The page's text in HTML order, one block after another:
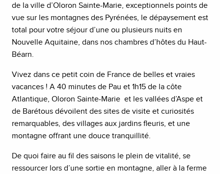
de la ville d’Oloron Sainte-Marie, exceptionnels points de
vue sur les montagnes des Pyrénées, le dépaysement est
total pour votre séjour d’une ou plusieurs nuits en
Nouvelle Aquitaine, dans nos chambres d’hôtes du Haut-
Béarn.
Vivez dans ce petit coin de France de belles et vraies
vacances ! A 40 minutes de Pau et 1h15 de la côte
Atlantique, Oloron Sainte-Marie et les vallées d’Aspe et
de Barétous dévoilent des sites de visite et curiosités
remarquables, des villages aux jardins fleuris, et une
montagne offrant une douce tranquillité.
De quoi faire au fil des saisons le plein de vitalité, se
ressourcer lors d’une sortie en montagne, aller à la ferme